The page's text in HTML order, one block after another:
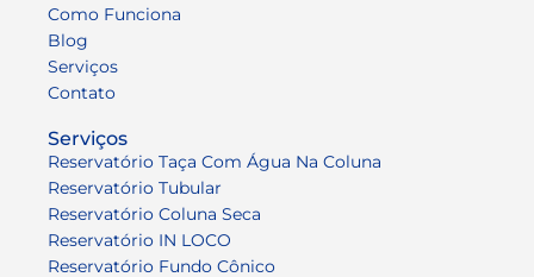
Como Funciona
Blog
Serviços
Contato
Serviços
Reservatório Taça Com Água Na Coluna
Reservatório Tubular
Reservatório Coluna Seca
Reservatório IN LOCO
Reservatório Fundo Cônico